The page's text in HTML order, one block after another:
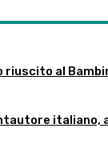
al
italiano,